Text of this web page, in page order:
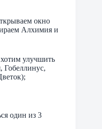
окно
Алхимия и
улучшить
Гобеллинус,
один из 3